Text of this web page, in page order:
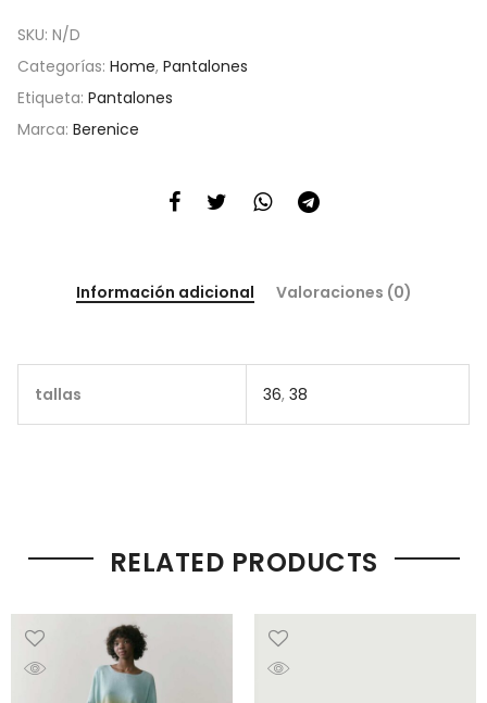
SKU: N/D
Categorías: Home, Pantalones
Etiqueta: Pantalones
Marca: Berenice
Información adicional Valoraciones (0)
tallas 36, 38
RELATED PRODUCTS